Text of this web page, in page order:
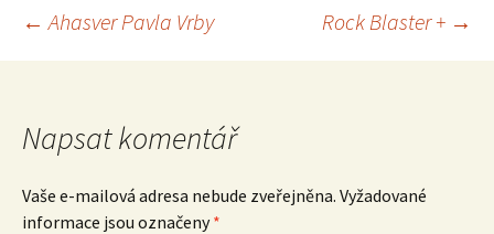
Navigace
pro
příspěvek
← Ahasver Pavla Vrby Rock Blaster + →
Napsat komentář
Vaše e-mailová adresa nebude zveřejněna. Vyžadované
informace jsou označeny*